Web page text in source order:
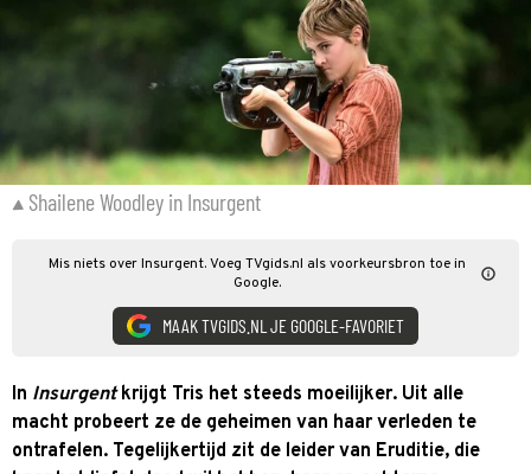
Shailene Woodley in Insurgent
Mis niets over Insurgent. Voeg TVgids.nl als voorkeursbron toe in
Google.
MAAK TVGIDS.NL JE GOOGLE-FAVORIET
In Insurgentkrijgt Tris het steeds moeilijker. Uit alle
macht probeert ze de geheimen van haar verleden te
ontrafelen. Tegelijkertijd zit de leider van Eruditie, die